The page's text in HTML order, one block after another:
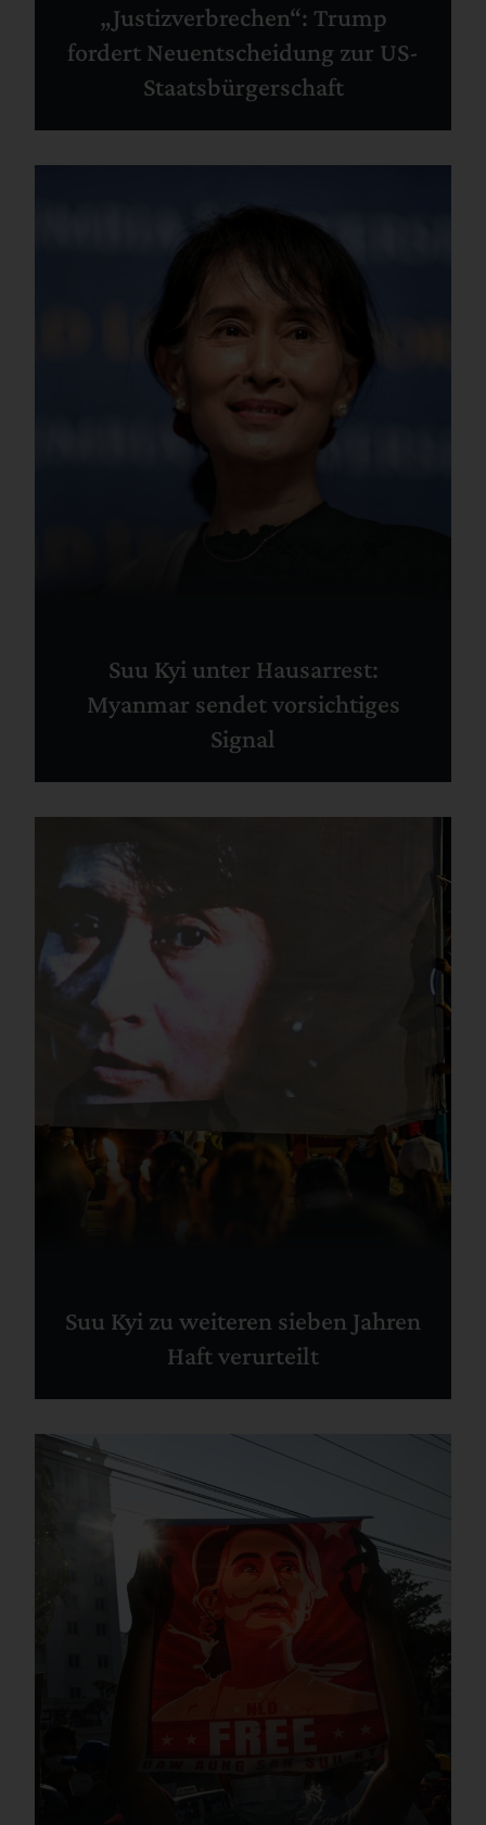
„Justizverbrechen“: Trump
fordert Neuentscheidung zur US-
Staatsbürgerschaft
Suu Kyi unter Hausarrest:
Myanmar sendet vorsichtiges
Signal
Suu Kyi zu weiteren sieben Jahren
Haft verurteilt